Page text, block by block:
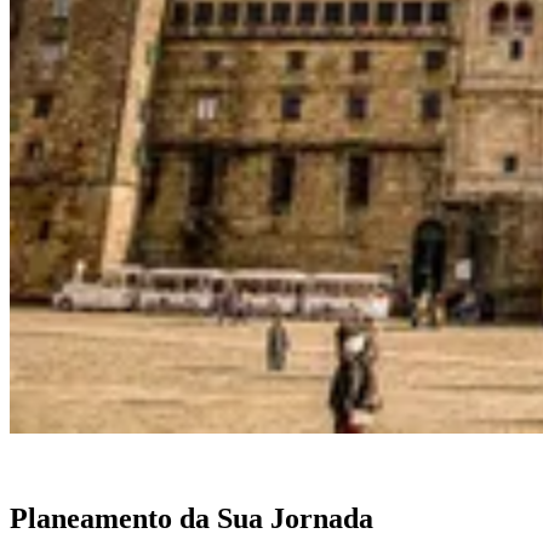
Porto a Lisboa Tour em Bicicleta - Top Bike Tours
13 Dias|2/5
Planeamento da Sua Jornada